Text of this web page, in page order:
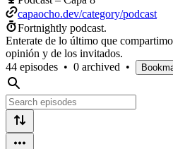
capaocho.dev/category/podcast
Fortnightly podcast.
Enterate de lo último que
opinión y de los invitados.
44 episodes • 0 archived •